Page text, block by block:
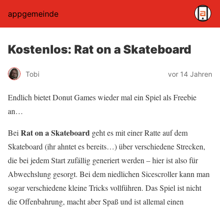
appgemeinde
Kostenlos: Rat on a Skateboard
Tobi vor 14 Jahren
Endlich bietet Donut Games wieder mal ein Spiel als Freebie
an…
Bei Rat on a Skateboard geht es mit einer Ratte auf dem
Skateboard (ihr ahntet es bereits…) über verschiedene Strecken,
die bei jedem Start zufällig generiert werden – hier ist also für
Abwechslung gesorgt. Bei dem niedlichen Sicescroller kann man
sogar verschiedene kleine Tricks vollführen. Das Spiel ist nicht
die Offenbahrung, macht aber Spaß und ist allemal einen